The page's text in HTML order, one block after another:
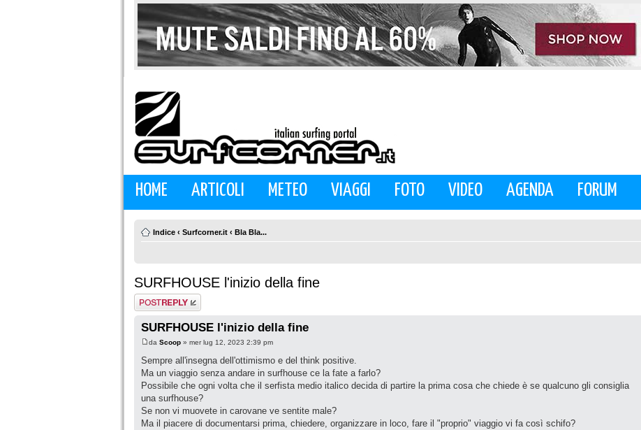
HOME ARTICOLI METEO VIAGGI FOTO VIDEO AGENDA FORUM
Indice ‹ Surfcorner.it ‹ Bla Bla...
SURFHOUSE l'inizio della fine
Rispondi al
messaggio
SURFHOUSE l'inizio della fine
da Scoop » mer lug 12, 2023 2:39 pm
Sempre all'insegna dell'ottimismo e del think positive.
Ma un viaggio senza andare in surfhouse ce la fate a farlo?
Possibile che ogni volta che il serfista medio italico decida di partire la prima cosa che chiede è se qualcuno gli consiglia
una surfhouse?
Se non vi muovete in carovane ve sentite male?
Ma il piacere di documentarsi prima, chiedere, organizzare in loco, fare il "proprio" viaggio vi fa così schifo?